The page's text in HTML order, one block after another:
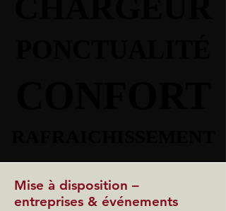
Mise à disposition –
entreprises & événements